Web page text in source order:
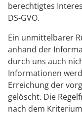
berechtigtes
DS-GVO.
Ein unmittelbarer
anhand der
durch uns auch
Informationen
Erreichung der
gelöscht. Die
nach dem